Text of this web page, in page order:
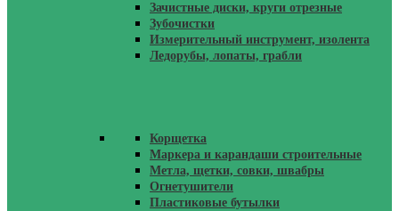
Зачистные диски, круги отрезные
Зубочистки
Измерительный инструмент, изолента
Ледорубы, лопаты, грабли
Корщетка
Маркера и карандаши строительные
Метла, щетки, совки, швабры
Огнетушители
Пластиковые бутылки